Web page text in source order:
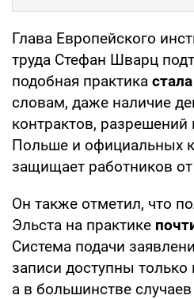
Глава Европейского
труда Стефан Шварц
подобная практика
словам, даже наличие
контрактов,
Польше и официальных
защищает работников
Он также отметил, что
Эльста на практике
Система подачи
записи доступны только
а в большинстве